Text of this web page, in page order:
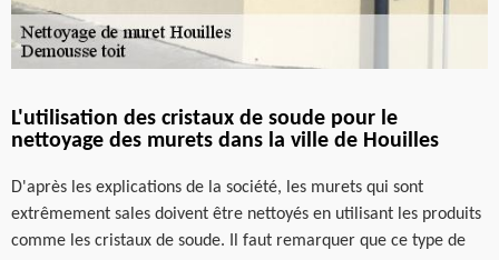
L'utilisation des cristaux de soude pour le
nettoyage des murets dans la ville de Houilles
D'après les explications de la société, les murets qui sont
extrêmement sales doivent être nettoyés en utilisant les produits
comme les cristaux de soude. Il faut remarquer que ce type de